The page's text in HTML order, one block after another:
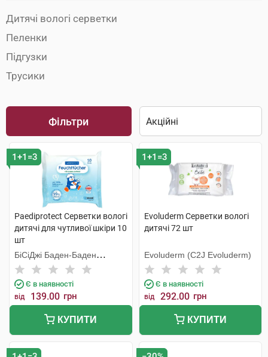
Дитячі вологі серветки
Пеленки
Підгузки
Трусики
Фільтри
1+1=3
Paediprotect Серветки вологі
дитячі для чутливої шкіри 10
шт
БіСіДжі Баден-Баден
Косметікс Груп Гмбх
Є в наявності
від 139.00 грн
КУПИТИ
1+1=3
Evoluderm Серветки вологі
дитячі 72 шт
Evoluderm (C2J Evoluderm)
Є в наявності
від 292.00 грн
КУПИТИ